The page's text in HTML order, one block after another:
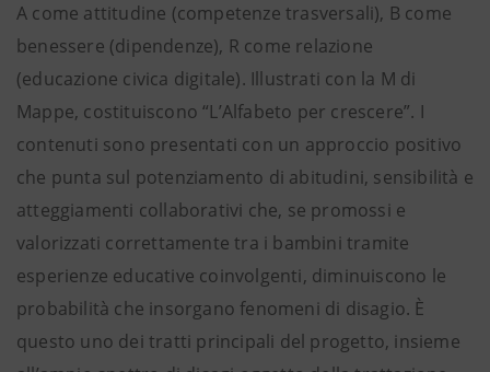
A come attitudine (competenze trasversali), B come
benessere (dipendenze), R come relazione
(educazione civica digitale). Illustrati con la M di
Mappe, costituiscono “L’Alfabeto per crescere”. I
contenuti sono presentati con un approccio positivo
che punta sul potenziamento di abitudini, sensibilità e
atteggiamenti collaborativi che, se promossi e
valorizzati correttamente tra i bambini tramite
esperienze educative coinvolgenti, diminuiscono le
probabilità che insorgano fenomeni di disagio. È
questo uno dei tratti principali del progetto, insieme